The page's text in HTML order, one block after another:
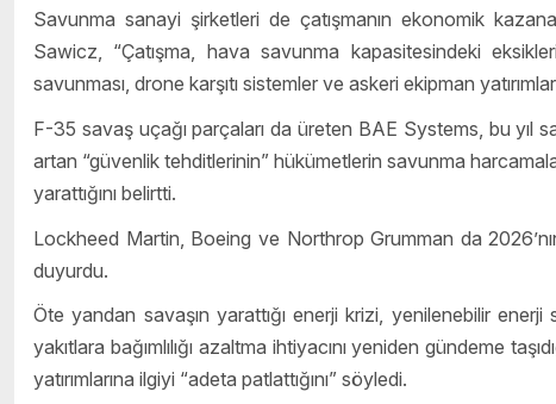
Savunma sanayi şirketleri de çatışmanın ekonomik
Sawicz, “Çatışma, hava savunma kapasitesindeki
savunması, drone karşıtı sistemler ve askeri ekipman
F-35 savaş uçağı parçaları da üreten BAE Systems, bu yıl
artan “güvenlik tehditlerinin” hükümetlerin savunma
yarattığını belirtti.
Lockheed Martin, Boeing ve Northrop Grumman da
duyurdu.
Öte yandan savaşın yarattığı enerji krizi, yenilenebilir
yakıtlara bağımlılığı azaltma ihtiyacını yeniden gündeme
yatırımlarına ilgiyi “adeta patlattığını” söyledi.